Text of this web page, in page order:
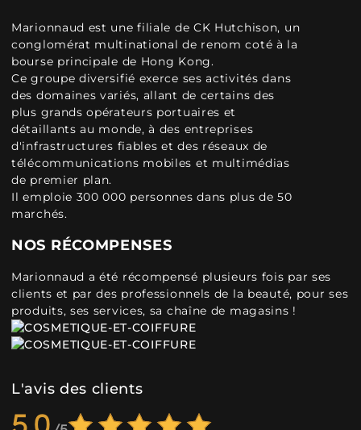
Marionnaud est une filiale de CK Hutchison, un
conglomérat multinational de renom coté à la
bourse principale de Hong Kong.
Ce groupe diversifié exerce ses activités dans
des domaines variés, allant de certains des
plus grands opérateurs portuaires et
détaillants au monde, à des entreprises
d'infrastructures fiables et des réseaux de
télécommunications mobiles et multimédias
de premier plan.
Il emploie 300 000 personnes dans plus de 50
marchés.
NOS RÉCOMPENSES
Marionnaud a été récompensé plusieurs fois par ses
clients et par des professionnels de la beauté, pour ses
produits, ses services, sa chaîne de magasins !
L'avis des clients